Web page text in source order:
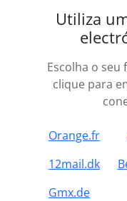
Utiliza
Escolha o
clique para
Orange.fr
12mail.dk
Gmx.de